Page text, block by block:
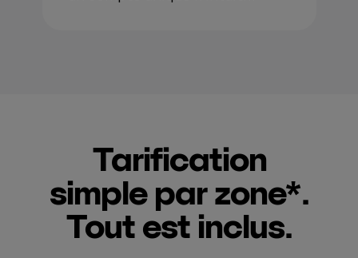
Tarification
simple par zone*.
Tout est inclus.